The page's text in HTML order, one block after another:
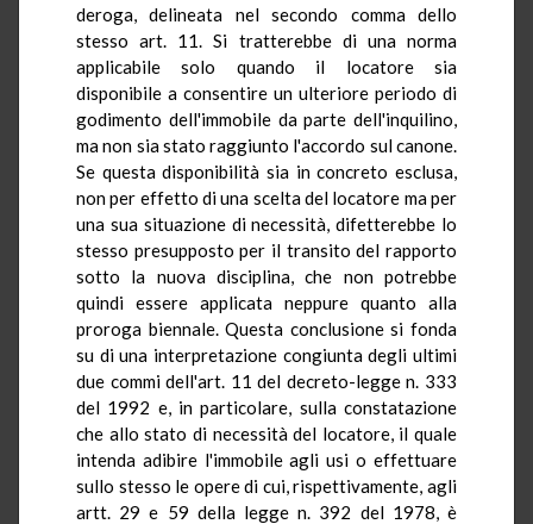
deroga, delineata nel secondo comma dello
stesso art. 11. Si tratterebbe di una norma
applicabile solo quando il locatore sia
disponibile a consentire un ulteriore periodo di
godimento dell'immobile da parte dell'inquilino,
ma non sia stato raggiunto l'accordo sul canone.
Se questa disponibilità sia in concreto esclusa,
non per effetto di una scelta del locatore ma per
una sua situazione di necessità, difetterebbe lo
stesso presupposto per il transito del rapporto
sotto la nuova disciplina, che non potrebbe
quindi essere applicata neppure quanto alla
proroga biennale. Questa conclusione si fonda
su di una interpretazione congiunta degli ultimi
due commi dell'art. 11 del decreto-legge n. 333
del 1992 e, in particolare, sulla constatazione
che allo stato di necessità del locatore, il quale
intenda adibire l'immobile agli usi o effettuare
sullo stesso le opere di cui, rispettivamente, agli
artt. 29 e 59 della legge n. 392 del 1978, è